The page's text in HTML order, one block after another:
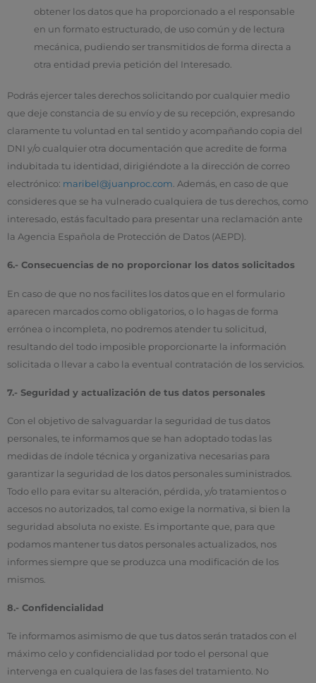
obtener los datos que ha proporcionado a el responsable
en un formato estructurado, de uso común y de lectura
mecánica, pudiendo ser transmitidos de forma directa a
otra entidad previa petición del Interesado.
Podrás ejercer tales derechos solicitando por cualquier medio
que deje constancia de su envío y de su recepción, expresando
claramente tu voluntad en tal sentido y acompañando copia del
DNI y/o cualquier otra documentación que acredite de forma
indubitada tu identidad, dirigiéndote a la dirección de correo
electrónico: maribel@juanproc.com. Además, en caso de que
consideres que se ha vulnerado cualquiera de tus derechos, como
interesado, estás facultado para presentar una reclamación ante
la Agencia Española de Protección de Datos (AEPD).
6.- Consecuencias de no proporcionar los datos solicitados
En caso de que no nos facilites los datos que en el formulario
aparecen marcados como obligatorios, o lo hagas de forma
errónea o incompleta, no podremos atender tu solicitud,
resultando del todo imposible proporcionarte la información
solicitada o llevar a cabo la eventual contratación de los servicios.
7.- Seguridad y actualización de tus datos personales
Con el objetivo de salvaguardar la seguridad de tus datos
personales, te informamos que se han adoptado todas las
medidas de índole técnica y organizativa necesarias para
garantizar la seguridad de los datos personales suministrados.
Todo ello para evitar su alteración, pérdida, y/o tratamientos o
accesos no autorizados, tal como exige la normativa, si bien la
seguridad absoluta no existe. Es importante que, para que
podamos mantener tus datos personales actualizados, nos
informes siempre que se produzca una modificación de los
mismos.
8.- Confidencialidad
Te informamos asimismo de que tus datos serán tratados con el
máximo celo y confidencialidad por todo el personal que
intervenga en cualquiera de las fases del tratamiento. No